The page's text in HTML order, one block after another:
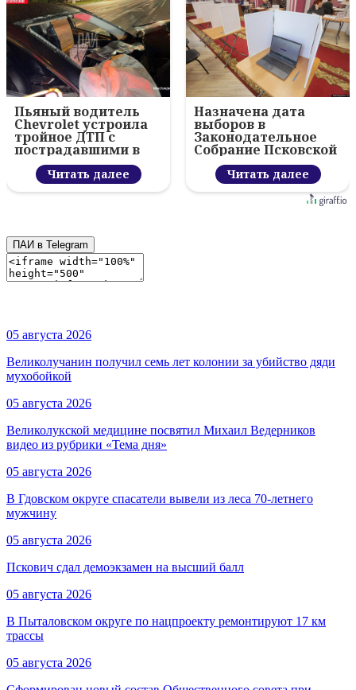
Пьяный водитель
Chevrolet устроила
тройное ДТП с
пострадавшими в
Пскове
Читать далее
Назначена дата
выборов в
Законодательное
Собрание Псковской
области
Читать далее
ПАИ в Telegram
05 августа 2026
Великолучанин получил семь лет колонии за убийство дяди
мухобойкой
05 августа 2026
Великолукской медицине посвятил Михаил Ведерников
видео из рубрики «Тема дня»
05 августа 2026
В Гдовском округе спасатели вывели из леса 70-летнего
мужчину
05 августа 2026
Пскович сдал демоэкзамен на высший балл
05 августа 2026
В Пыталовском округе по нацпроекту ремонтируют 17 км
трассы
05 августа 2026